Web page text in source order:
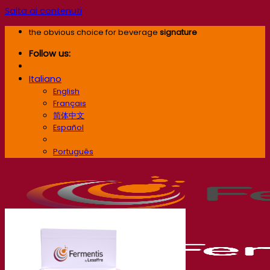
Salta ai contenuti
the obvious choice for beverage signature
Follow us:
Italiano
English
Français
简体中文
Español
Português